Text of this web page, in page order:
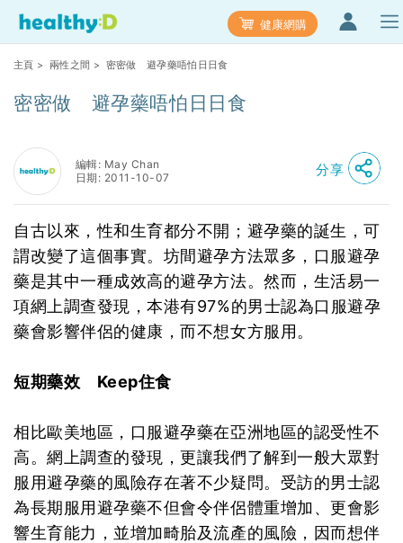
健康網購
主頁 > 兩性之間 > 密密做 避孕藥唔怕日日食
密密做 避孕藥唔怕日日食
編輯: May Chan
日期: 2011-10-07
分享
自古以來，性和生育都分不開；避孕藥的誕生，可
謂改變了這個事實。坊間避孕方法眾多，口服避孕
藥是其中一種成效高的避孕方法。然而，生活易一
項網上調查發現，本港有97%的男士認為口服避孕
藥會影響伴侶的健康，而不想女方服用。
短期藥效 Keep住食
相比歐美地區，口服避孕藥在亞洲地區的認受性不
高。網上調查的發現，更讓我們了解到一般大眾對
服用避孕藥的風險存在著不少疑問。受訪的男士認
為長期服用避孕藥不但會令伴侶體重增加、更會影
響生育能力，並增加畸胎及流產的風險，因而想伴